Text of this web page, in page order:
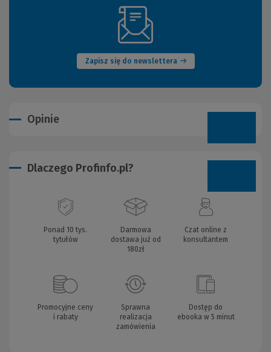
Zapisz się do newslettera
(Nowe
okno)
Opinie
Dlaczego Profinfo.pl?
Ponad 10 tys.
tytułów
Darmowa
dostawa już od
180zł
Czat online z
konsultantem
Promocyjne ceny
i rabaty
Sprawna
realizacja
zamówienia
Dostęp do
ebooka w 5 minut